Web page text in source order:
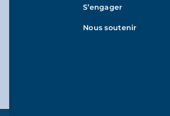
S’engager
Nous soutenir